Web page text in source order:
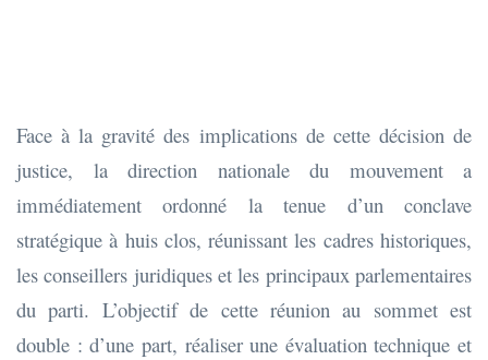
Face à la gravité des implications de cette décision de
justice, la direction nationale du mouvement a
immédiatement ordonné la tenue d’un conclave
stratégique à huis clos, réunissant les cadres historiques,
les conseillers juridiques et les principaux parlementaires
du parti. L’objectif de cette réunion au sommet est
double : d’une part, réaliser une évaluation technique et